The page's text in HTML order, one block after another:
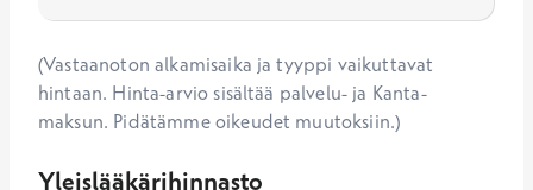
(Vastaanoton alkamisaika ja tyyppi vaikuttavat
hintaan. Hinta-arvio sisältää palvelu- ja Kanta-
maksun. Pidätämme oikeudet muutoksiin.)
Yleislääkärihinnasto